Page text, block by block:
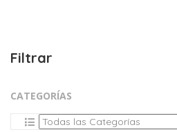
Filtrar
CATEGORÍAS